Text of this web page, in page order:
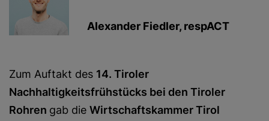
Alexander Fiedler, respACT
Zum Auftakt des 14. Tiroler
Nachhaltigkeitsfrühstücks bei den Tiroler
Rohren gab die Wirtschaftskammer Tirol